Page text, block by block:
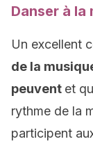
Danser à la
Un excellent
de la
peuvent et
rythme de la
participent